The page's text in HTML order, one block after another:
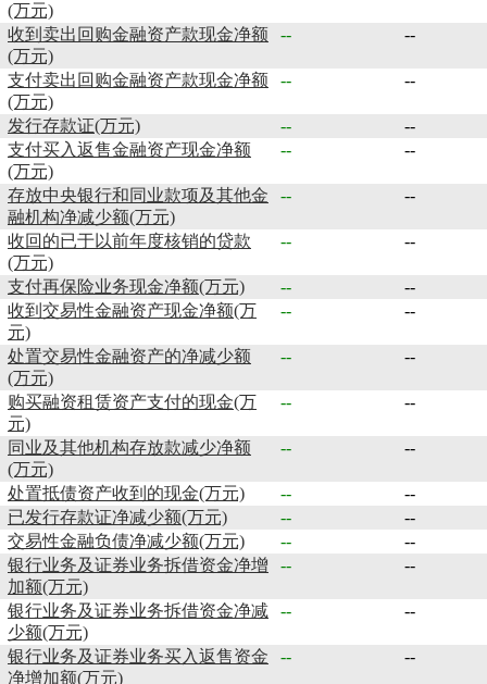
(万元)
收到卖出回购金融资产款现金净额
(万元)
-- --
支付卖出回购金融资产款现金净额
(万元)
-- --
发行存款证(万元) --
--
支付买入返售金融资产现金净额
(万元)
-- --
存放中央银行和同业款项及其他金
融机构净减少额(万元)
-- --
收回的已于以前年度核销的贷款
(万元)
-- --
支付再保险业务现金净额(万元) --
--
收到交易性金融资产现金净额(万
元)
-- --
处置交易性金融资产的净减少额
(万元)
-- --
购买融资租赁资产支付的现金(万
元)
-- --
同业及其他机构存放款减少净额
(万元)
-- --
处置抵债资产收到的现金(万元) --
--
已发行存款证净减少额(万元)
--
--
交易性金融负债净减少额(万元)
--
--
银行业务及证券业务拆借资金净增
加额(万元)
-- --
银行业务及证券业务拆借资金净减
少额(万元)
-- --
银行业务及证券业务买入返售资金
净增加额(万元)
-- --